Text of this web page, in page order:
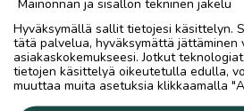
Hyväksymällä sallit tietojesi käsittelyn.
tätä palvelua, hyväksymättä jättäminen
asiakaskokemukseesi. Jotkut
tietojen käsittelyä oikeutetulla edulla,
muuttaa muita asetuksia klikkaamalla